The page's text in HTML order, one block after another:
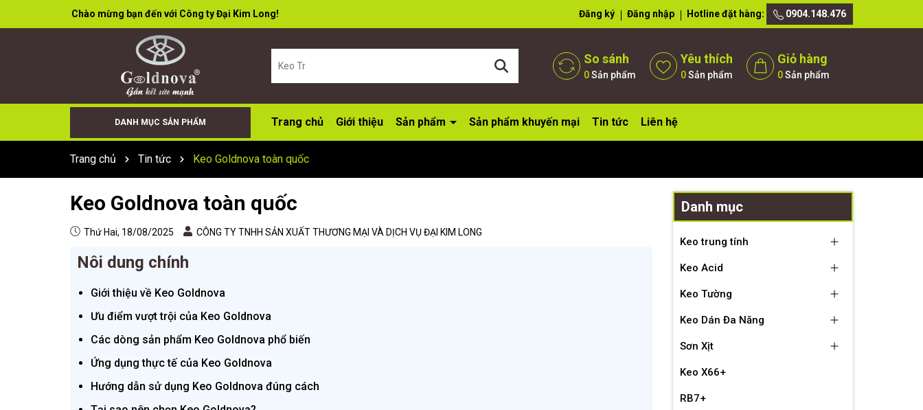
Rất nhiều ưu đãi và chương trình khuyến mãi đang chờ đợi bạn Đăng ký Đăng nhập Hotline đặt hàng: 0904.148.476
So sánh
0Sản phẩm
Yêu thích
0Sản phẩm
Giỏ hàng
0Sản phẩm
DANH MỤC SẢN PHẨM Trang chủ Giới thiệu Sản phẩm Sản phẩm khuyến mại Tin tức Liên hệ
Trang chủ Tin tức Keo Goldnova toàn quốc
Keo Goldnova toàn quốc
Thứ Hai, 18/08/2025 CÔNG TY TNHH SẢN XUẤT THƯƠNG MẠI VÀ DỊCH VỤ ĐẠI KIM LONG
Nôi dung chính
Giới thiệu về Keo Goldnova
Ưu điểm vượt trội của Keo Goldnova
Các dòng sản phẩm Keo Goldnova phổ biến
Ứng dụng thực tế của Keo Goldnova
Hướng dẫn sử dụng Keo Goldnova đúng cách
Danh mục
Keo trung tính
Keo Acid
Keo Tường
Keo Dán Đa Năng
Sơn Xịt
Keo X66+
RB7+